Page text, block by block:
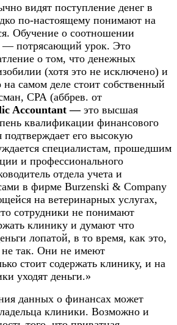
видят поступление денег в
по-настоящему понимают на
Обучение о соотношении
— потрясающий урок. Это
о том, что денежных
(хотя это не исключено) и
на самом деле стоит собственный
СРА (аббрев. от
Accountant —это высшая
квалификации финансового
подтверждает его высокую
специалистам, прошедшим
и профессионального
отдела учета и
в фирме Burzenski & Company
на ветеринарных услугах,
сотрудники не понимают
клинику и думают что
лопатой, в то время, как это,
не так. Они не имеют
стоит содержать клинику, и на
уходят деньги.»
данных о финансах может
клиники. Возможно и